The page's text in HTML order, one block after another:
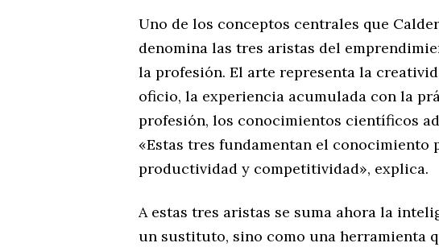
Uno de los conceptos centrales que
denomina las tres aristas del
la profesión. El arte representa la
oficio, la experiencia acumulada con la
profesión, los conocimientos científicos
«Estas tres fundamentan el conocimiento
productividad y competitividad», explica.
A estas tres aristas se suma ahora la
un sustituto, sino como una herramienta